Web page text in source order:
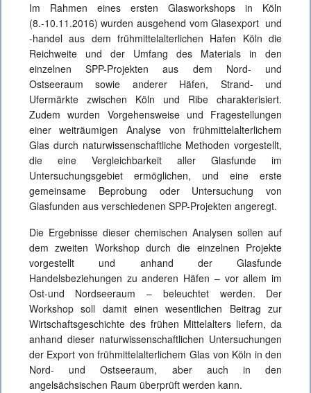
Im Rahmen eines ersten Glasworkshops in Köln
(8.-10.11.2016) wurden ausgehend vom Glasexport und
-handel aus dem frühmittelalterlichen Hafen Köln die
Reichweite und der Umfang des Materials in den
einzelnen SPP-Projekten aus dem Nord- und
Ostseeraum sowie anderer Häfen, Strand- und
Ufermärkte zwischen Köln und Ribe charakterisiert.
Zudem wurden Vorgehensweise und Fragestellungen
einer weiträumigen Analyse von frühmittelalterlichem
Glas durch naturwissenschaftliche Methoden vorgestellt,
die eine Vergleichbarkeit aller Glasfunde im
Untersuchungsgebiet ermöglichen, und eine erste
gemeinsame Beprobung oder Untersuchung von
Glasfunden aus verschiedenen SPP-Projekten angeregt.
Die Ergebnisse dieser chemischen Analysen sollen auf
dem zweiten Workshop durch die einzelnen Projekte
vorgestellt und anhand der Glasfunde
Handelsbeziehungen zu anderen Häfen – vor allem im
Ost-und Nordseeraum – beleuchtet werden. Der
Workshop soll damit einen wesentlichen Beitrag zur
Wirtschaftsgeschichte des frühen Mittelalters liefern, da
anhand dieser naturwissenschaftlichen Untersuchungen
der Export von frühmittelalterlichem Glas von Köln in den
Nord- und Ostseeraum, aber auch in den
angelsächsischen Raum überprüft werden kann.